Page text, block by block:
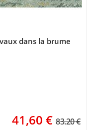
dans la brume
41,60 € 83.20 €